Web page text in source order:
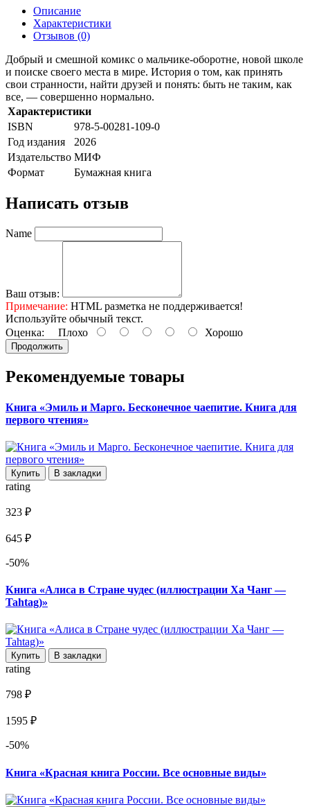
Описание
Характеристики
Отзывов (0)
Добрый и смешной комикс о мальчике-оборотне, новой школе
и поиске своего места в мире. История о том, как принять
свои странности, найти друзей и понять: быть не таким, как
все, — совершенно нормально.
Характеристики
ISBN
978-5-00281-109-0
Год издания
2026
Издательство МИФ
Формат
Бумажная книга
Написать отзыв
Name
Ваш отзыв:
Примечание: HTML разметка не поддерживается!
Используйте обычный текст.
Оценка: Плохо Хорошо
Продолжить
Рекомендуемые товары
Книга «Эмиль и Марго. Бесконечное чаепитие. Книга для
первого чтения»
Купить В закладки
rating
323 ₽
645 ₽
-50%
Книга «Алиса в Стране чудес (иллюстрации Ха Чанг —
Tahtag)»
Купить В закладки
rating
798 ₽
1595 ₽
-50%
Книга «Красная книга России. Все основные виды»